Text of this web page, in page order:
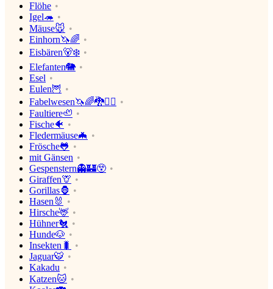
Flöhe
Igel🦔
Mäuse🐭
Einhorn🦄🌈
Eisbären🐻‍❄️
Elefanten🐘
Esel
Eulen🦉
Fabelwesen🦄🌈🐉🧛‍♂️
Faultiere🦥
Fische🐠
Fledermäuse🦇
Frösche🐸
mit Gänsen
Gespenstern👻🏰😲
Giraffen🦒
Gorillas🦍
Hasen🐰
Hirsche🦌
Hühner🐔
Hunde🐶
Insekten🐛
Jaguar🐯
Kakadu
Katzen🐱